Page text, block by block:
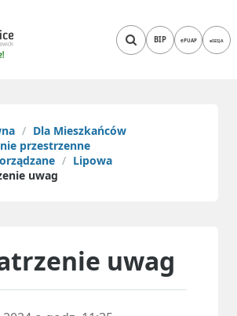
BIP ePUAP eSESJA
Dla Mieszkańców
przestrzenne
Lipowa
uwag
uwag